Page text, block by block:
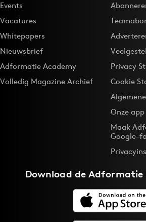
Events
Vacatures
Whitepapers
Nieuwsbrief
Adformatie Academy
Volledig Magazine Archief
Privacy
Cookie
Onze app
Maak
Google-
Download deAdformatie